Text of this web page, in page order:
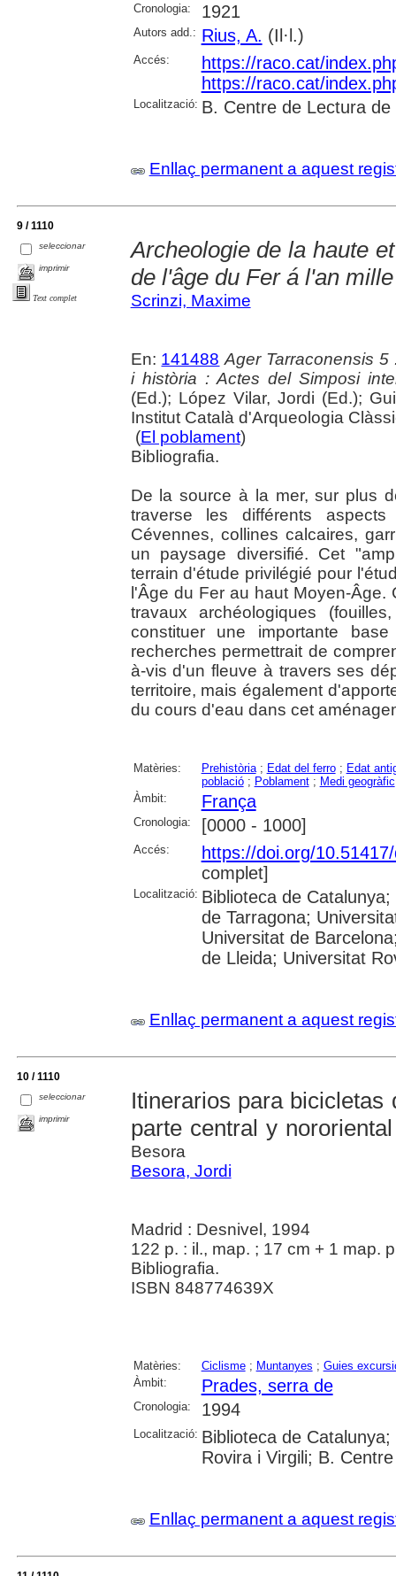
Cronologia: 1921
Autors add.: Rius, A. (Il·l.)
Accés:
https://raco.cat/
https://raco.cat/
Localització: B. Centre de Lectura de
Enllaç permanent a aquest
9 / 1110
seleccionar
imprimir
Text complet
Archeologie de la haute
de l'âge du Fer á l'an mille
Scrinzi, Maxime
En: 141488 Ager Tarraconensis
i història : Actes del Simposi
(Ed.); López Vilar, Jordi (Ed.);
Institut Català d'Arqueologia
(El poblament)
Bibliografia.
De la source à la mer, sur plus
traverse les différents aspects
Cévennes, collines calcaires,
un paysage diversifié. Cet
terrain d'étude privilégié pour
l'Âge du Fer au haut Moyen-
travaux archéologiques
constituer une importante
recherches permettrait de
à-vis d'un fleuve à travers ses
territoire, mais également
du cours d'eau dans cet
Matèries: Prehistòria; Edat del ferro; Edat
població; Poblament; Medi geogràfic
Àmbit:
França
Cronologia: [0000 - 1000]
Accés:
https://doi.org/
complet]
Localització: Biblioteca de
de Tarragona;
Universitat de
de Lleida; Universitat
Enllaç permanent a aquest
10 / 1110
seleccionar
imprimir
Itinerarios para bicicletas
parte central y
Besora
Besora, Jordi
Madrid : Desnivel, 1994
122 p. : il., map. ; 17 cm + 1 map.
Bibliografia.
ISBN 848774639X
Matèries: Ciclisme; Muntanyes ; Guies
Àmbit:
Prades, serra de
Cronologia: 1994
Localització: Biblioteca de
Rovira i Virgili; B.
Enllaç permanent a aquest